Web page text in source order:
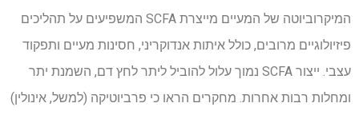
המיקרוביוטה של המעיים מייצרת SCFA המשפיעים על תהליכים
פיזיולוגיים מרובים, כולל איתות אנדוקריני, חסינות מעיים ותפקוד
עצבי. ייצור SCFA נמוך עלול להוביל ליתר לחץ דם, השמנת יתר
ומחלות רבות אחרות. מחקרים הראו כי פרביוטיקה (למשל, אינולין)